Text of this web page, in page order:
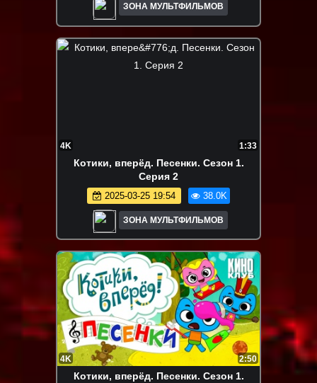
ЗОНА МУЛЬТФИЛЬМОВ
4K 1:33
Котики, вперёд. Песенки. Сезон 1.
Серия 2
2025-03-25 19:54 38.0K
ЗОНА МУЛЬТФИЛЬМОВ
4K 2:50
Котики, вперёд. Песенки. Сезон 1.